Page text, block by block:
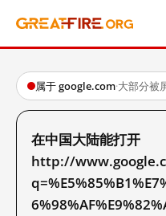
属于 google.com·大部分被
在中国大陆能打开
http://